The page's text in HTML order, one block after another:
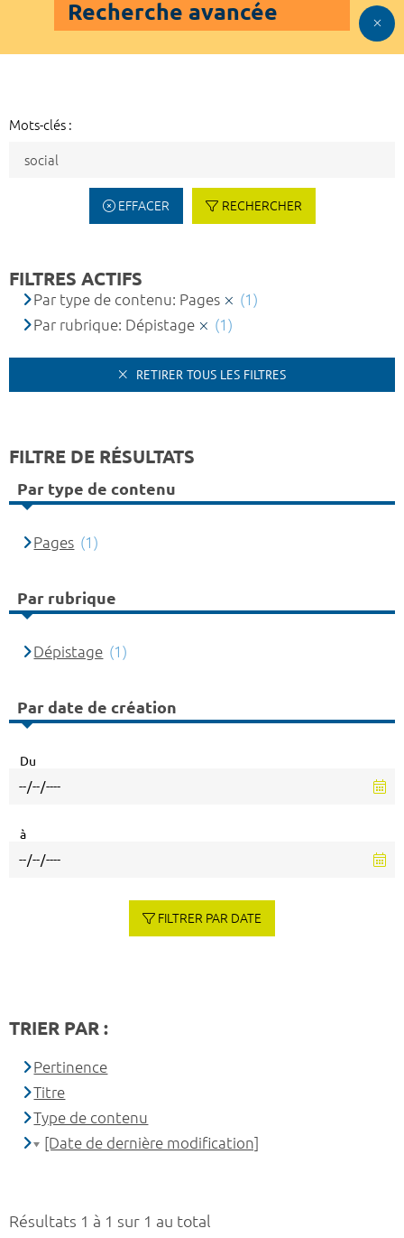
Recherche avancée
Mots-clés :
EFFACER RECHERCHER
Résultats 1 à 1 sur 1 au total
FILTRES ACTIFS
Par type de contenu: Pages
(1)
Par rubrique: Dépistage
(1)
RETIRER TOUS LES FILTRES
FILTRE DE RÉSULTATS
Par type de contenu
Pages (1)
Par rubrique
Dépistage (1)
Par date de création
Du
à
FILTRER PAR DATE
TRIER PAR :
Pertinence
Titre
Type de contenu
[Date de dernière modification]